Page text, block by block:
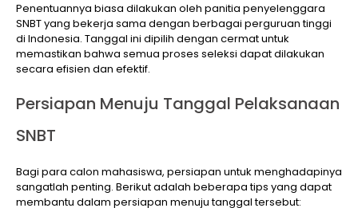
Penentuannya biasa dilakukan oleh panitia penyelenggara
SNBT yang bekerja sama dengan berbagai perguruan tinggi
di Indonesia. Tanggal ini dipilih dengan cermat untuk
memastikan bahwa semua proses seleksi dapat dilakukan
secara efisien dan efektif.
Persiapan Menuju Tanggal Pelaksanaan
SNBT
Bagi para calon mahasiswa, persiapan untuk menghadapinya
sangatlah penting. Berikut adalah beberapa tips yang dapat
membantu dalam persiapan menuju tanggal tersebut: